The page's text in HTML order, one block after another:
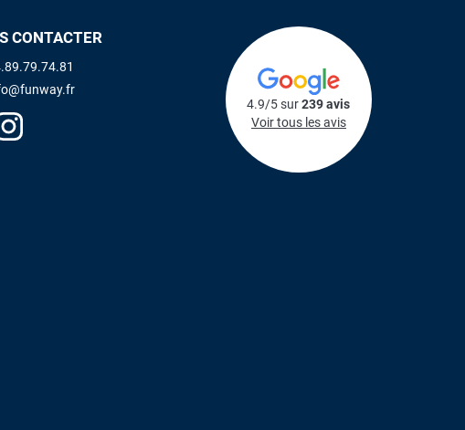
CONTACTER
4.9/5 sur239 avis
Voir tous les avis
a